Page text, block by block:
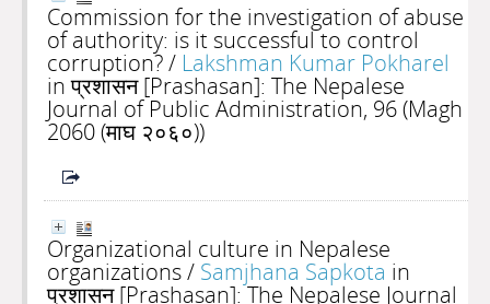
Commission for the investigation of abuse
of authority: is it successful to control
corruption?/ Lakshman Kumar Pokharel
in प्रशासन [Prashasan]: The Nepalese
Journal of Public Administration, 96 (Magh
2060 (माघ २०६०))
Organizational culture in Nepalese
organizations/ Samjhana Sapkota in
प्रशासन [Prashasan]: The Nepalese Journal